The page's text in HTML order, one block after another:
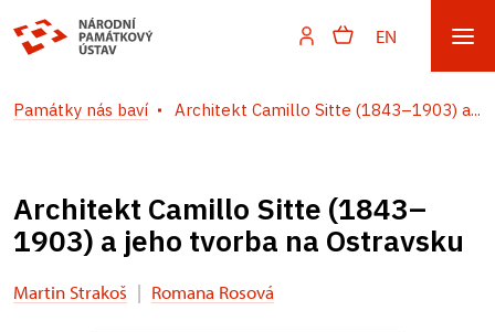
EN
Památky nás baví Architekt Camillo Sitte (1843–1903) a...
Architekt Camillo Sitte (1843–
1903) a jeho tvorba na Ostravsku
Martin Strakoš | Romana Rosová